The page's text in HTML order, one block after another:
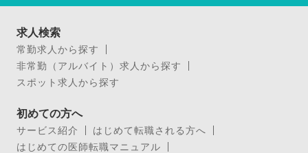
求人検索
常勤求人から探す
非常勤（アルバイト）求人から探す
スポット求人から探す
初めての方へ
サービス紹介
はじめて転職される方へ
はじめての医師転職マニュアル